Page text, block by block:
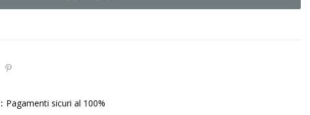
Pagamenti sicuri al 100%